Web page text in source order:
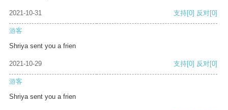
2021-10-31 支持[0] 反对[0]
游客
Shriya sent you a frien
2021-10-29 支持[0] 反对[0]
游客
Shriya sent you a frien